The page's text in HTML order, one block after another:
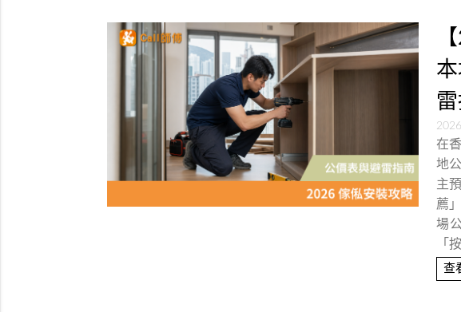
在
地
主
薦
場
「
查